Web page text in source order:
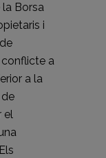
Borsa
i
a
a la
el